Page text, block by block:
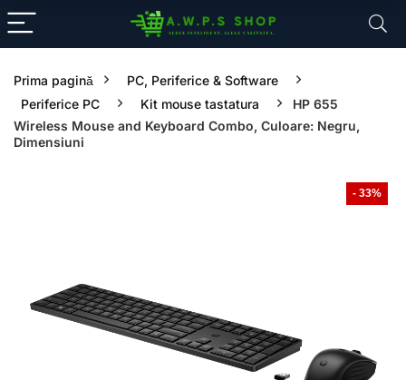
Prima pagină
PC, Periferice & Software
Periferice PC
Kit mouse tastatura
HP 655
Wireless Mouse and Keyboard Combo, Culoare: Negru,
Dimensiuni
- 33%